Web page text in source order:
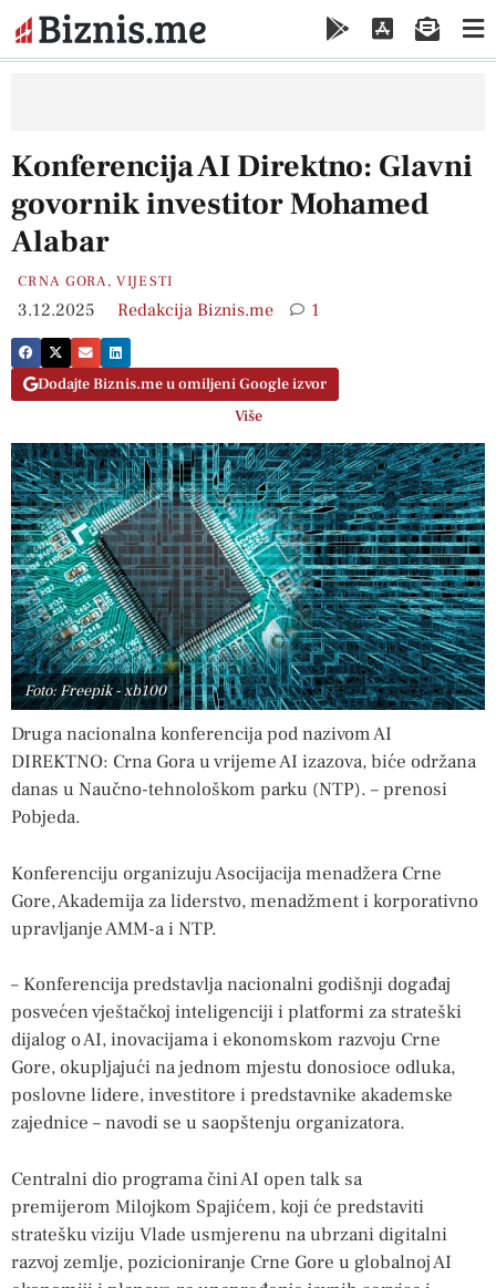
Konferencija AI Direktno: Glavni
govornik investitor Mohamed
Alabar
CRNA GORA,VIJESTI
3.12.2025 Redakcija Biznis.me 1
Dodajte Biznis.me u omiljeni Google izvor
Više
Foto: Freepik - xb100
Druga nacionalna konferencija pod nazivom AI
DIREKTNO: Crna Gora u vrijeme AI izazova, biće održana
danas u Naučno-tehnološkom parku (NTP). – prenosi
Pobjeda.
Konferenciju organizuju Asocijacija menadžera Crne
Gore, Akademija za liderstvo, menadžment i korporativno
upravljanje AMM-a i NTP.
– Konferencija predstavlja nacionalni godišnji događaj
posvećen vještačkoj inteligenciji i platformi za strateški
dijalog o AI, inovacijama i ekonomskom razvoju Crne
Gore, okupljajući na jednom mjestu donosioce odluka,
poslovne lidere, investitore i predstavnike akademske
zajednice – navodi se u saopštenju organizatora.
Centralni dio programa čini AI open talk sa
premijerom Milojkom Spajićem, koji će predstaviti
stratešku viziju Vlade usmjerenu na ubrzani digitalni
razvoj zemlje, pozicioniranje Crne Gore u globalnoj AI